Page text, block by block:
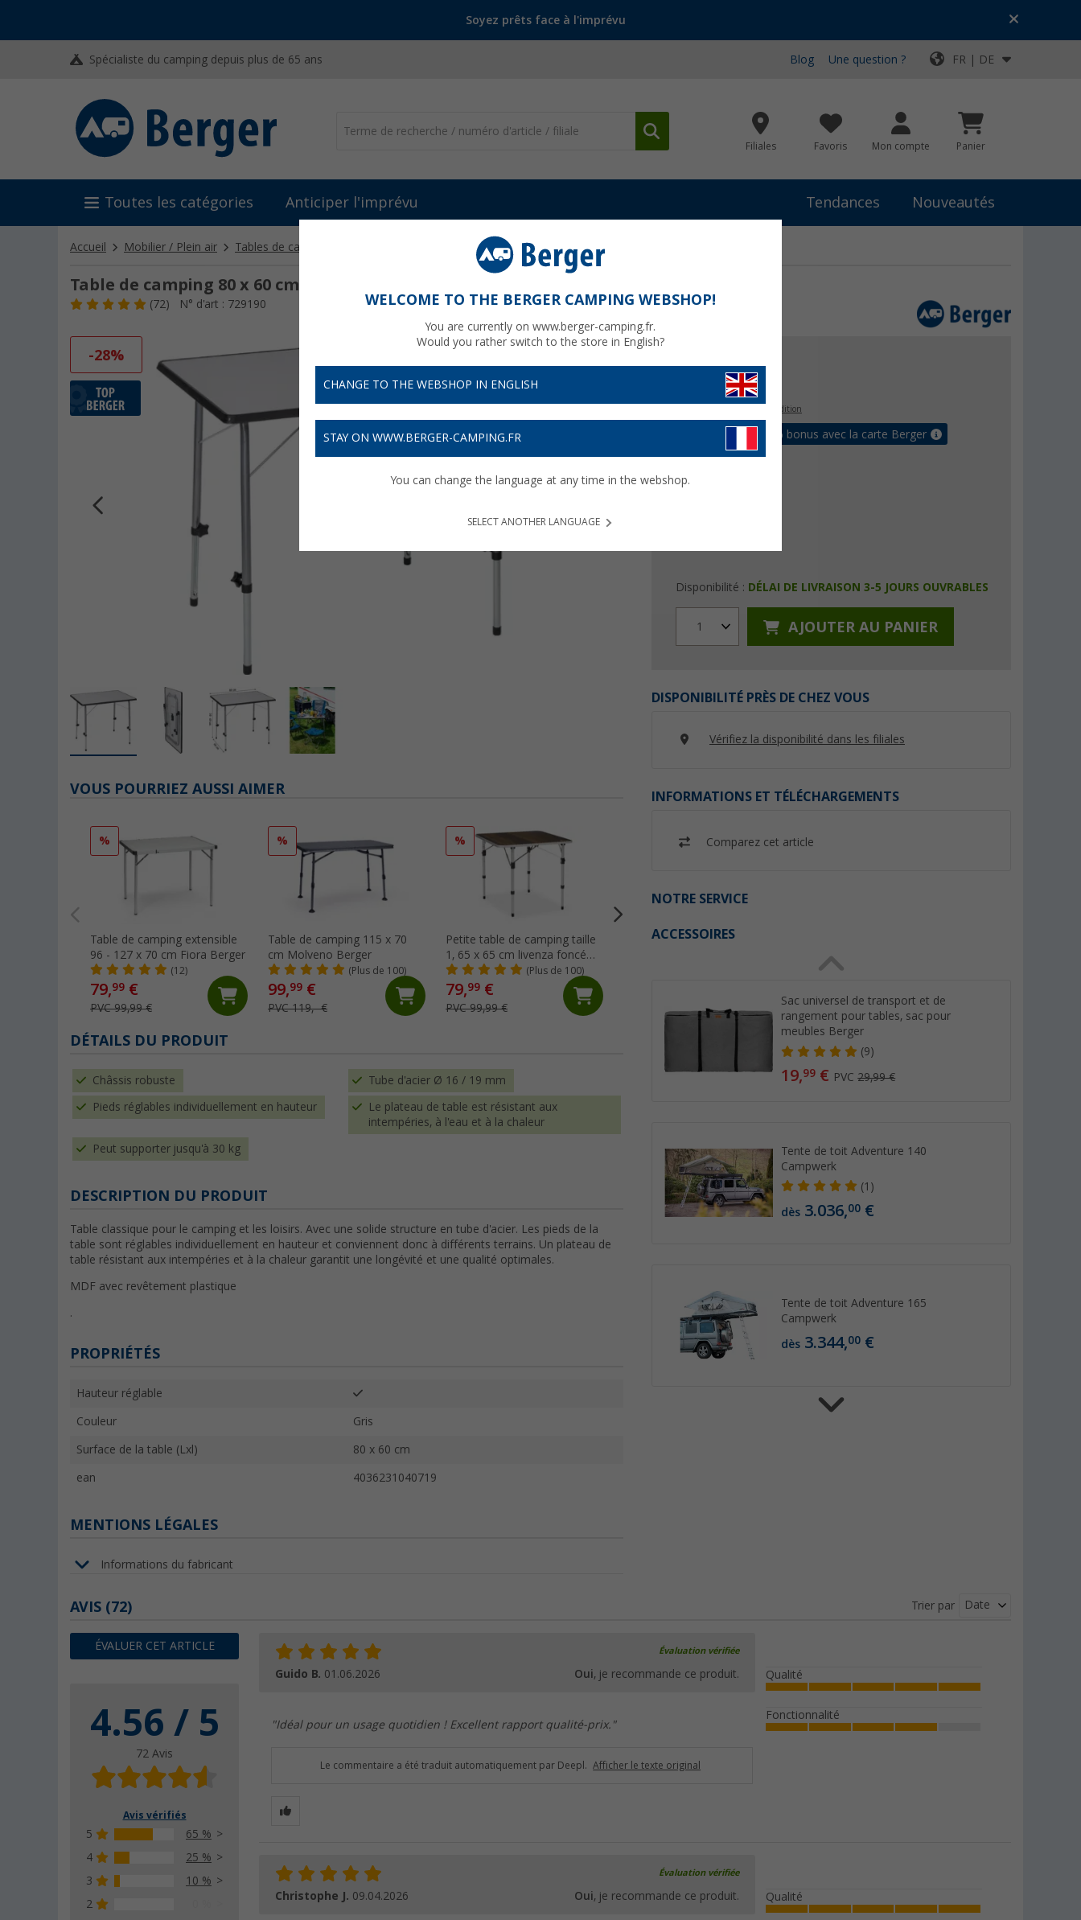
Soyez prêts face à l'imprévu
Spécialiste du camping depuis plus de 65 ans Blog Une question ? FR | DE
Filiales Favoris Mon compte Panier
Toutes les catégories Anticiper l'imprévu Tendances Nouveautés
Accueil Mobilier / Plein air Tables de camping Table de camping 80 x 60 cm Alta Berger
Table de camping 80 x 60 cm Alta Berger
(72) N° d'art : 729190
-28%
€
plus les frais d'expédition
Obtenez jusqu'à 5% bonus avec la carte Berger
Disponibilité : DÉLAI DE LIVRAISON 3-5 JOURS OUVRABLES
1 AJOUTER AU PANIER
DISPONIBILITÉ PRÈS DE CHEZ VOUS
Vérifiez la disponibilité dans les filiales
INFORMATIONS ET TÉLÉCHARGEMENTS
Comparez cet article
NOTRE SERVICE
ACCESSOIRES
Sac universel de transport et de
rangement pour tables, sac pour
meubles Berger
(9)
19,99 € PVC29,99 €
Tente de toit Adventure 140
Campwerk
(1)
dès 3.036,00 €
Tente de toit Adventure 165
Campwerk
dès 3.344,00 €
VOUS POURRIEZ AUSSI AIMER
%
Table de camping extensible
96 - 127 x 70 cm Fiora Berger
(12)
79,99 €
PVC 99,99 €
%
Table de camping 115 x 70
cm Molveno Berger
(Plus de 100)
99,99 €
PVC 119,- €
%
Petite table de camping taille
1, 65 x 65 cm livenza foncé
Berger
(Plus de 100)
79,99 €
PVC 99,99 €
Table de camping 115 x 70
PVC 109,- €
%
aluminium et bambou 110 x
70 cm Roya Berger
PVC 99,99 €
DÉTAILS DU PRODUIT
Châssis robuste Tube d'acier Ø 16 / 19 mm
Pieds réglables individuellement en hauteur
Le plateau de table est résistant aux
intempéries, à l'eau et à la chaleur
Peut supporter jusqu'à 30 kg
DESCRIPTION DU PRODUIT
Table classique pour le camping et les loisirs. Avec une solide structure en tube d'acier. Les pieds de la
table sont réglables individuellement en hauteur et conviennent donc à différents terrains. Un plateau de
table résistant aux intempéries et à la chaleur garantit une longévité et une qualité optimales.
MDF avec revêtement plastique
.
PROPRIÉTÉS
Hauteur réglable
Couleur Gris
Surface de la table (Lxl) 80 x 60 cm
ean 4036231040719
MENTIONS LÉGALES
Informations du fabricant
AVIS (72)
ÉVALUER CET ARTICLE
4.56 / 5
72 Avis
Avis vérifiés
5
65 %
4
25 %
3
10 %
2
Trier par Date
Évaluation vérifiée
Guido B. 01.06.2026 Oui, je recommande ce produit.
"Idéal pour un usage quotidien ! Excellent rapport qualité-prix."
Qualité
Fonctionnalité
Le commentaire a été traduit automatiquement par Deepl. Afficher le texte original
Évaluation vérifiée
Christophe J. 09.04.2026 Oui, je recommande ce produit. Qualité
WELCOME TO THE BERGER CAMPING WEBSHOP!
You are currently on www.berger-camping.fr.
Would you rather switch to the store in English?
CHANGE TO THE WEBSHOP IN ENGLISH
STAY ON WWW.BERGER-CAMPING.FR
You can change the language at any time in the webshop.
SELECT ANOTHER LANGUAGE